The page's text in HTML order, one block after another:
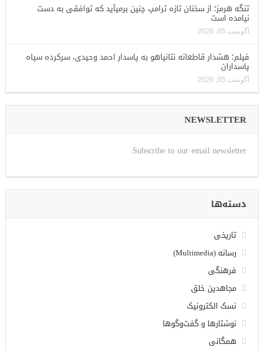
تنگه هرمز؛ از سخنان تازه ترامپ چنین برمیآید که توافقی به دست
نیامده است
آگوست 05, 2026
فیلم؛ هشدار قاطعانه نتانیاهو به پاسدار احمد وحیدی، سرکرده سپاه
پاسداران
آگوست 05, 2026
NEWSLETTER
Subscribe to our email newsletter.
دسته‌ها
تاریخی
رسانه (Multimedia)
فرهنگی
مجاهدین خلق
نسک الکترونیک
نوشتارها و گفت‌وگوها
همگانی